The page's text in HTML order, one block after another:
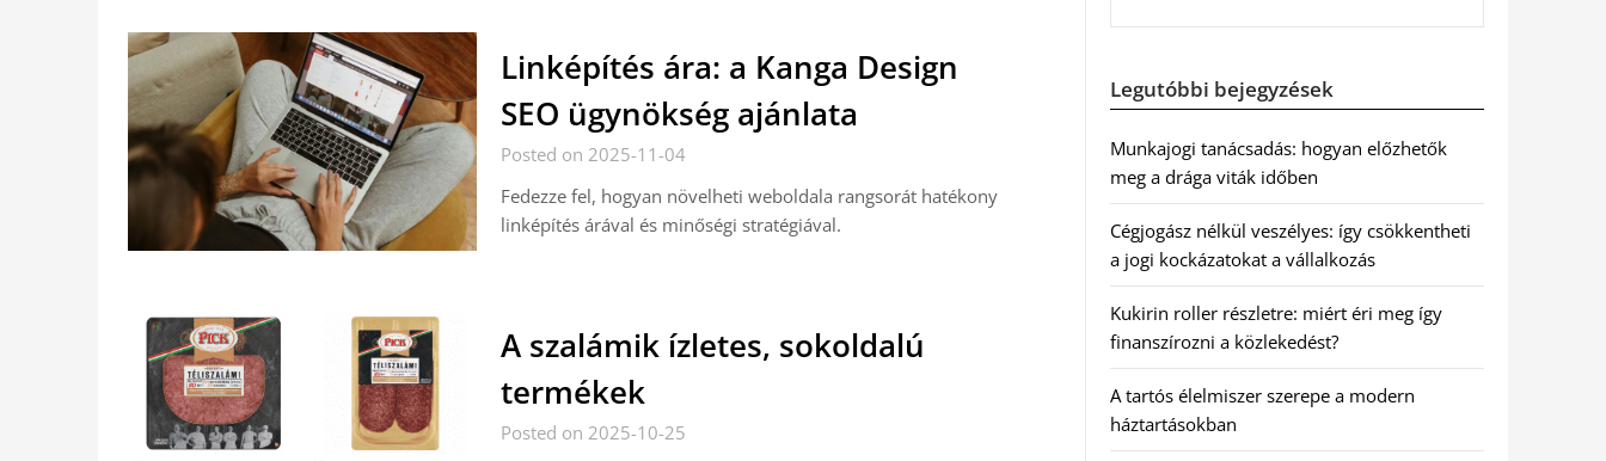
Linképítés ára: a Kanga Design
SEO ügynökség ajánlata
Posted on 2025-11-04
Fedezze fel, hogyan növelheti weboldala rangsorát hatékony
linképítés árával és minőségi stratégiával.
A szalámik ízletes, sokoldalú
termékek
Posted on 2025-10-25
Legutóbbi bejegyzések
Munkajogi tanácsadás: hogyan előzhetők
meg a drága viták időben
Cégjogász nélkül veszélyes: így csökkentheti
a jogi kockázatokat a vállalkozás
Kukirin roller részletre: miért éri meg így
finanszírozni a közlekedést?
A tartós élelmiszer szerepe a modern
háztartásokban